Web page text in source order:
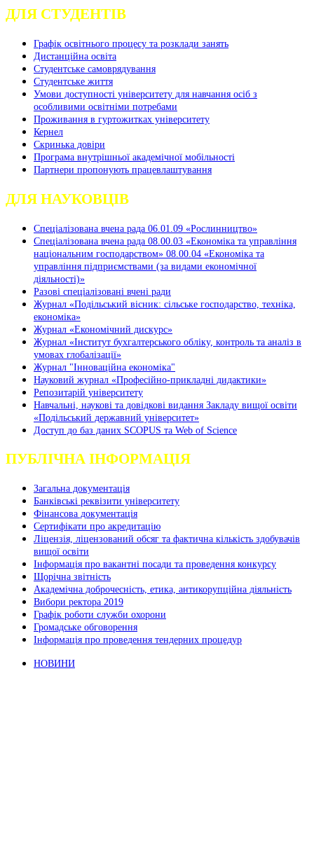
ДЛЯ СТУДЕНТІВ
Графік освітнього процесу та розклади занять
Дистанційна освіта
Студентське самоврядування
Студентське життя
Умови доступності університету для навчання осіб з
особливими освітніми потребами
Проживання в гуртожитках університету
Кернел
Скринька довіри
Програма внутрішньої академічної мобільності
Партнери пропонують працевлаштування
ДЛЯ НАУКОВЦІВ
Спеціалізована вчена рада 06.01.09 «Рослинництво»
Спеціалізована вчена рада 08.00.03 «Економіка та управління
національним господарством» 08.00.04 «Економіка та
управління підприємствами (за видами економічної
діяльності)»
Разові спеціалізовані вчені ради
Журнал «Подільський вісник: сільське господарство, техніка,
економіка»
Журнал «Економічний дискурс»
Журнал «Інститут бухгалтерського обліку, контроль та аналіз в
умовах глобалізації»
Журнал "Інноваційна економіка"
Науковий журнал «Професійно-прикладні дидактики»
Репозитарій університету
Навчальні, наукові та довідкові видання Закладу вищої освіти
«Подільський державний університет»
Доступ до баз даних SCOPUS та Web of Science
ПУБЛІЧНА ІНФОРМАЦІЯ
Загальна документація
Банківські реквізити університету
Фінансова документація
Сертифікати про акредитацію
Ліцензія, ліцензований обсяг та фактична кількість здобувачів
вищої освіти
Інформація про вакантні посади та проведення конкурсу
Щорічна звітність
Академічна доброчесність, етика, антикорупційна діяльність
Вибори ректора 2019
Графік роботи служби охорони
Громадське обговорення
Інформація про проведення тендерних процедур
НОВИНИ